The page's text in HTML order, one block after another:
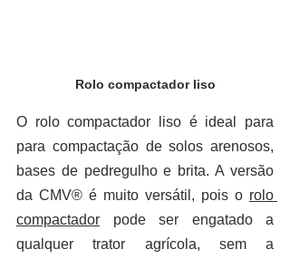
Rolo compactador liso
O rolo compactador liso é ideal para
para compactação de solos arenosos,
bases de pedregulho e brita. A versão
da CMV® é muito versátil, pois o rolo
compactador pode ser engatado a
qualquer trator agrícola, sem a